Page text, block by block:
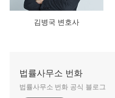
김병국 변호사
법률사무소 번화
법률사무소 번화 공식 블로그